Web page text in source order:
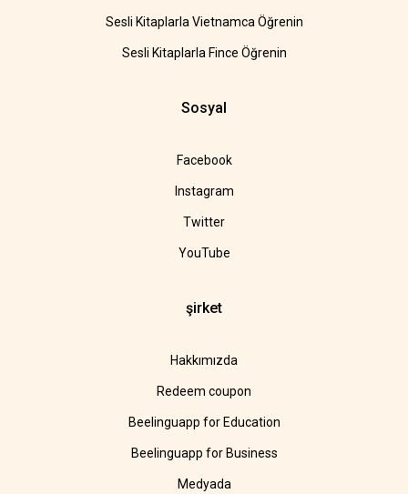
Sesli Kitaplarla Vietnamca Öğrenin
Sesli Kitaplarla Fince Öğrenin
Sosyal
Facebook
Instagram
Twitter
YouTube
şirket
Hakkımızda
Redeem coupon
Beelinguapp for Education
Beelinguapp for Business
Medyada